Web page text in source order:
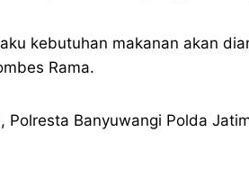
kebutuhan makanan akan
Rama.
Polresta Banyuwangi Polda